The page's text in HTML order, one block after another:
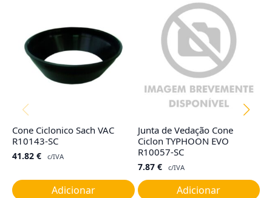
Cone Ciclonico Sach VAC
R10143-SC
41.82 € c/IVA
Adicionar
Junta de Vedação Cone
Ciclon TYPHOON EVO
R10057-SC
7.87 € c/IVA
Adicionar